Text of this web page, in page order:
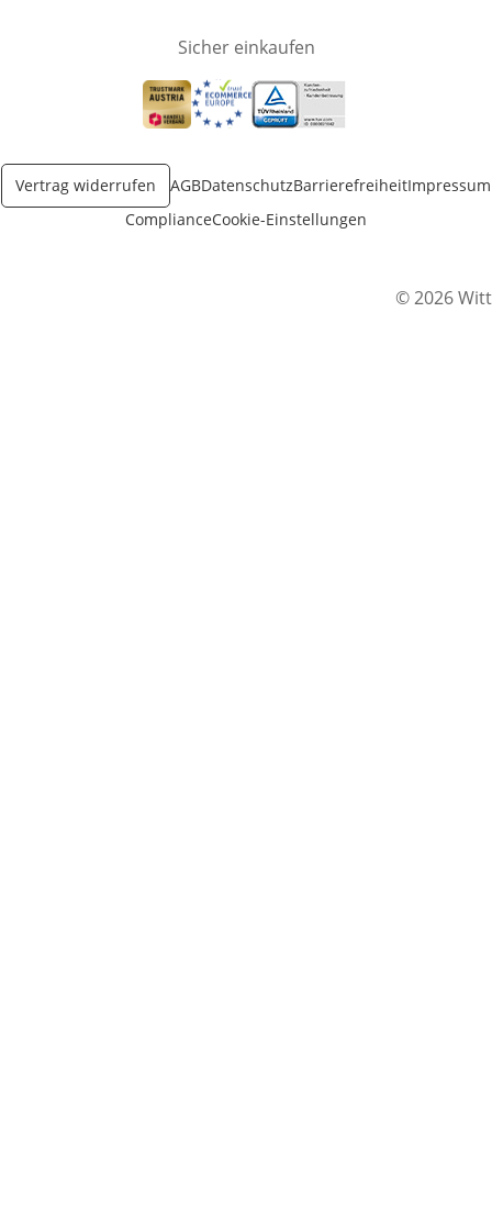
Sicher einkaufen
Öffnet in neuem Fenster
Öffnet in neuem Fenster
Öffnet in neuem Fenster
Vertrag widerrufen AGBDatenschutzBarrierefreiheitImpressum
ComplianceCookie-Einstellungen
© 2026 Witt